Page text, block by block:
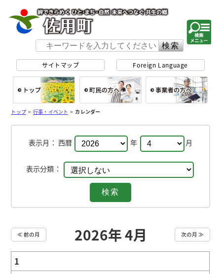
サイトマップ Foreign Language
総合トップ
トップ>行事・イベント > カレンダー
表示月： 西暦 年 月
表示分類：
≪ 前の月 2026年 4月 次の月 ≫
1